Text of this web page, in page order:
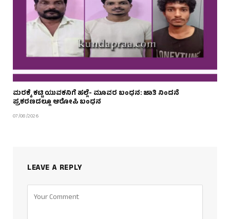
ಮರಕ್ಕೆ ಕಟ್ಟಿ ಯುವಕನಿಗೆ ಹಲ್ಲೆ- ಮೂವರ ಬಂಧನ: ಜಾತಿ ನಿಂದನೆ
ಪ್ರಕರಣದಲ್ಲೂ ಆರೋಪಿ ಬಂಧನ
07/08/2026
LEAVE A REPLY